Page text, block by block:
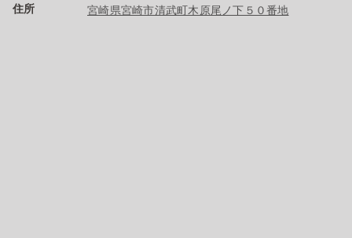
住所 宮崎県宮崎市清武町木原尾ノ下５０番地